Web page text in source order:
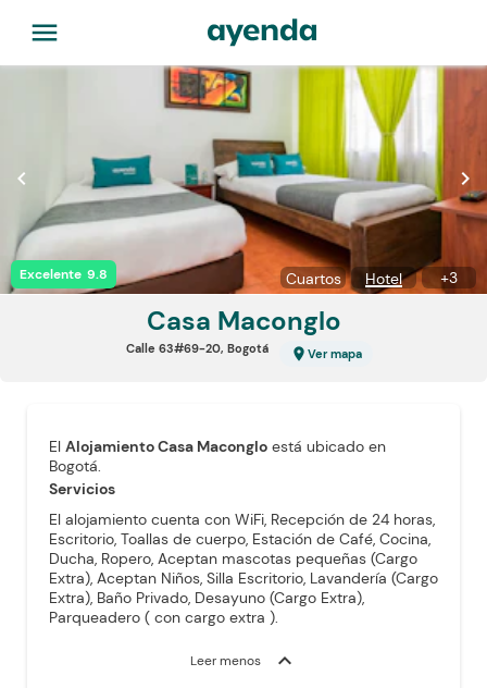
menu
Excelente 9.8
chevron_left chevron_right
Hotel
Cuartos +3
Casa Maconglo
Calle 63#69-20, Bogotá location_on Ver mapa
El Alojamiento Casa Maconglo está ubicado en
Bogotá.
Servicios
El alojamiento cuenta con WiFi, Recepción de 24 horas,
Escritorio, Toallas de cuerpo, Estación de Café, Cocina,
Ducha, Ropero, Aceptan mascotas pequeñas (Cargo
Extra), Aceptan Niños, Silla Escritorio, Lavandería (Cargo
Extra), Baño Privado, Desayuno (Cargo Extra),
Parqueadero ( con cargo extra ).
Leer menos expand_more